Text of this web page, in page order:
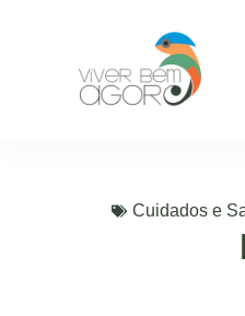
Cuidados e